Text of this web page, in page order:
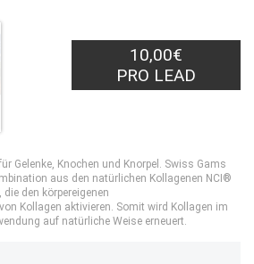
10,00€
PRO LEAD
Gelenke, Knochen und Knorpel. Swiss Gams
aus den natürlichen Kollagenen NCI®
den körpereigenen
Kollagen aktivieren. Somit wird Kollagen im
auf natürliche Weise erneuert.